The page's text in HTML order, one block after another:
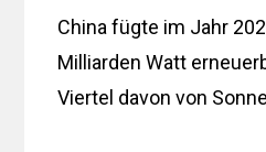
China fügte im Jahr
Milliarden Watt
Viertel davon von